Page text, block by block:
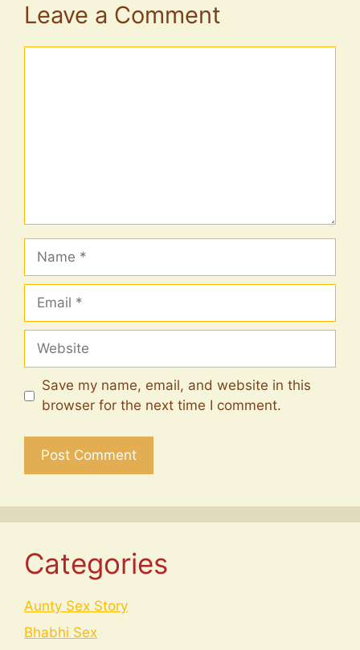
Leave a Comment
Name
Email
Website
Save my name, email, and website in this
browser for the next time I comment.
Categories
Aunty Sex Story
Bhabhi Sex